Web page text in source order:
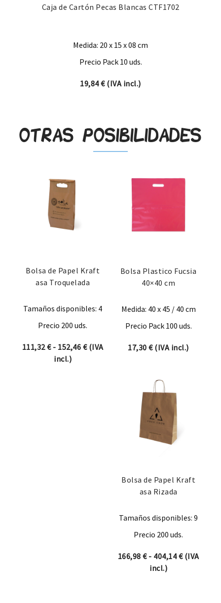
Caja de Cartón Pecas Blancas CTF1702
Medida: 20 x 15 x 08 cm
Precio Pack 10 uds.
19,84€(IVA incl.)
Otras posibilidades
Bolsa de Papel Kraft
asa Troquelada
Tamaños disponibles: 4
Precio 200 uds.
111,32€ - 152,46 €Rango de precios: desde 111,32 €
(IVA
incl.)
Bolsa Plastico Fucsia
40×40 cm
Medida: 40 x 45 / 40 cm
Precio Pack 100 uds.
17,30€(IVA incl.)
Bolsa de Papel Kraft
asa Rizada
Tamaños disponibles: 9
Precio 200 uds.
166,98 € - 404,14€Rango de
(IVA
incl.)